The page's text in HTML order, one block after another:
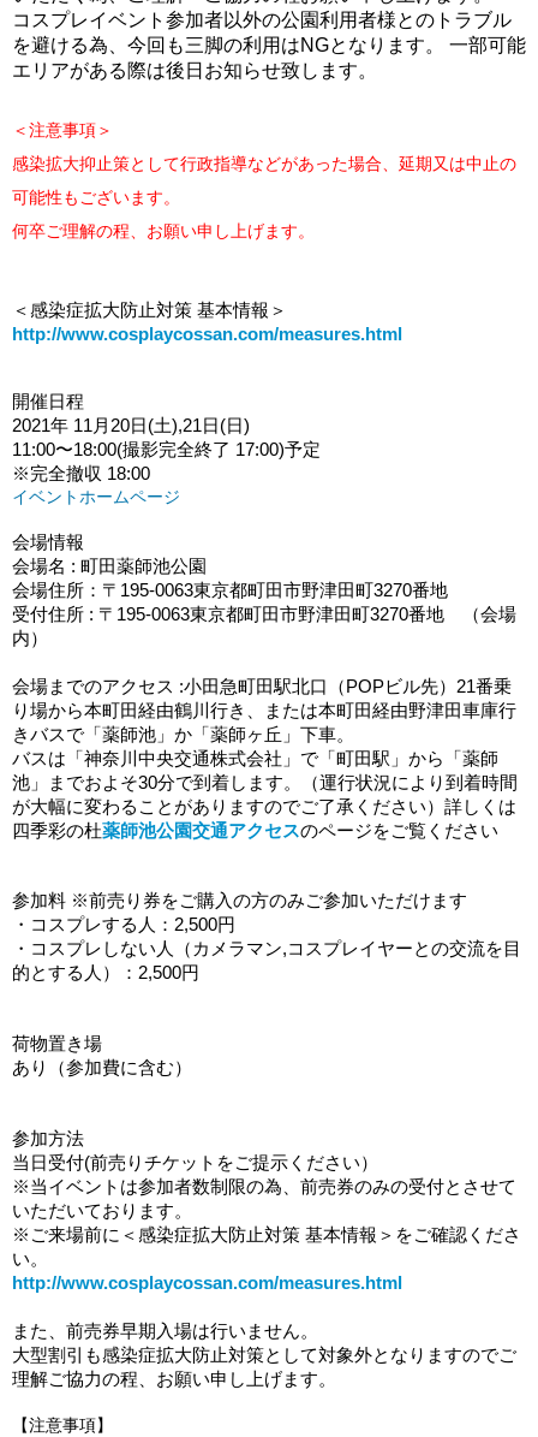
コスプレイベント参加者以外の公園利用者様とのトラブル
を避ける為、今回も三脚の利用はNGとなります。 一部可能
エリアがある際は後日お知らせ致します。
＜注意事項＞
感染拡大抑止策として行政指導などがあった場合、延期又は中止の
可能性もございます。
何卒ご理解の程、お願い申し上げます。
＜感染症拡大防止対策 基本情報＞
http://www.cosplaycossan.com/measures.html
開催日程
2021年 11月20日(土),21日(日)
11:00〜18:00(撮影完全終了 17:00)予定
※完全撤収 18:00
イベントホームページ
新
し
い
タ
ブ
開
く
会場情報
会場名 : 町田薬師池公園
会場住所：〒195-0063東京都町田市野津田町3270番地
受付住所 : 〒195-0063東京都町田市野津田町3270番地　（会場
内）
会場までのアクセス :小田急町田駅北口（POPビル先）21番乗
り場から本町田経由鶴川行き、または本町田経由野津田車庫行
きバスで「薬師池」か「薬師ヶ丘」下車。
バスは「神奈川中央交通株式会社」で「町田駅」から「薬師
池」までおよそ30分で到着します。（運行状況により到着時間
が大幅に変わることがありますのでご了承ください）詳しくは
四季彩の杜薬師池公園交通アクセスのページをご覧ください
参加料 ※前売り券をご購入の方のみご参加いただけます
・コスプレする人：2,500円
・コスプレしない人（カメラマン,コスプレイヤーとの交流を目
的とする人）： 2,500円
荷物置き場
あり（参加費に含む）
参加方法
当日受付(前売りチケットをご提示ください）
※当イベントは参加者数制限の為、前売券のみの受付とさせて
いただいております。
※ご来場前に＜感染症拡大防止対策 基本情報＞をご確認くださ
い。
http://www.cosplaycossan.com/measures.html
また、前売券早期入場は行いません。
大型割引も感染症拡大防止対策として対象外となりますのでご
理解ご協力の程、お願い申し上げます。
【注意事項】